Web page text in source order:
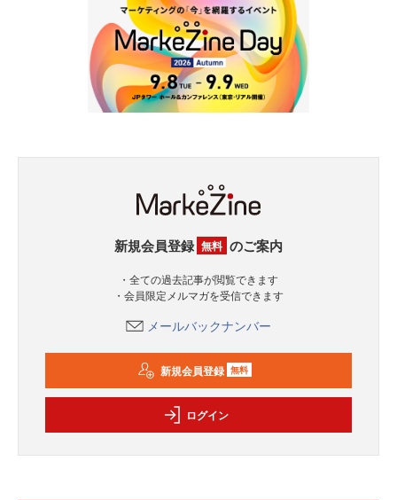
新規会員登録 無料 のご案内
・全ての過去記事が閲覧できます
・会員限定メルマガを受信できます
メールバックナンバー
新規会員登録 無料
ログイン